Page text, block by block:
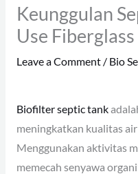
Keunggulan
Use Fiberglass
Leave a Comment / Bio
Biofilter septic tank
meningkatkan kualitas
Menggunakan aktivitas
memecah senyawa